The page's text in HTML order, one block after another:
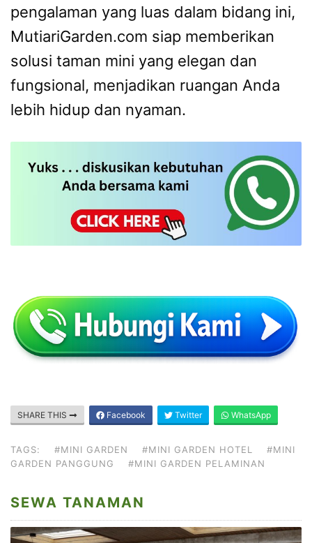
pengalaman yang luas dalam bidang ini,
MutiariGarden.com siap memberikan
solusi taman mini yang elegan dan
fungsional, menjadikan ruangan Anda
lebih hidup dan nyaman.
SHARE THIS Facebook Twitter WhatsApp
TAGS: #MINI GARDEN #MINI GARDEN HOTEL
#MINI
GARDEN PANGGUNG
#MINI GARDEN PELAMINAN
SEWA TANAMAN